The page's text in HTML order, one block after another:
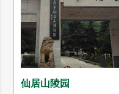
仙居山陵园